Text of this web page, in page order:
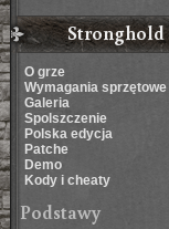
Stronghold
O grze
Wymagania sprzętowe
Galeria
Spolszczenie
Polska edycja
Patche
Demo
Kody i cheaty
Podstawy